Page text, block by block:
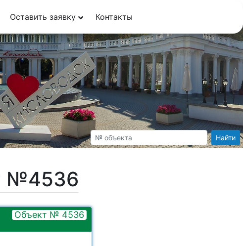
Оставить заявку Контакты
Найти
№4536
Объект № 4536